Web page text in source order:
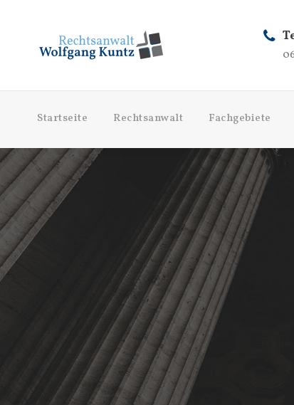
Startseite Rechtsanwalt Fachgebiete